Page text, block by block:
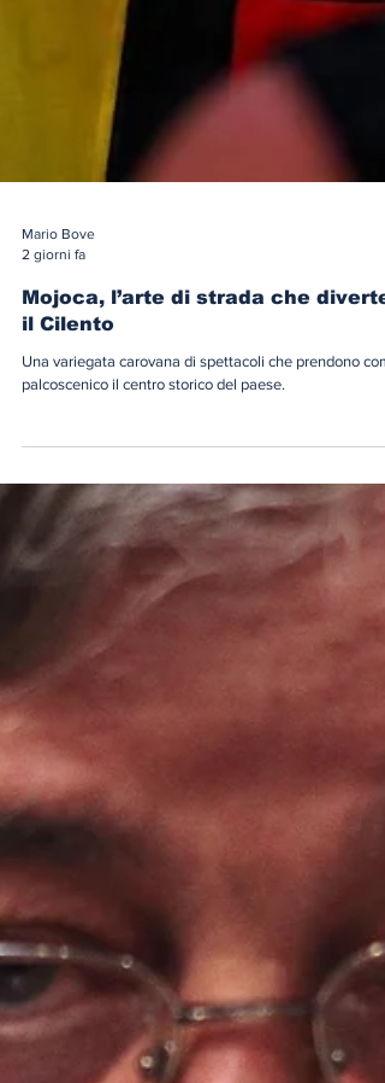
Mario Bove
Mojoca, l’arte di strada che diverte
Una variegata carovana di spettacoli che prendono
palcoscenico il centro storico del paese.